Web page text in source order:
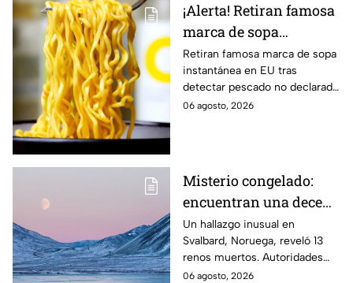
¡Alerta! Retiran famosa
marca de sopa
instantánea por riesgo
de reacciones mortales
Retiran famosa marca de sopa
instantánea en EU tras
detectar pescado no declarado
en la etiqueta, lo que podría
06 agosto, 2026
Misterio congelado:
encuentran una decena
de renos muertos en
una zona del Ártico
Un hallazgo inusual en
Svalbard, Noruega, reveló 13
renos muertos. Autoridades
investigan las causas y piden
06 agosto, 2026